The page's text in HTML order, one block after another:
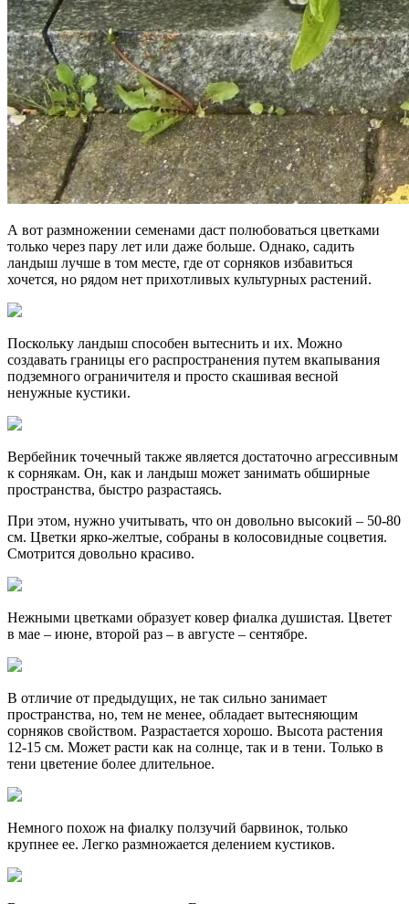
А вот размножении семенами даст полюбоваться цветками
только через пару лет или даже больше. Однако, садить
ландыш лучше в том месте, где от сорняков избавиться
хочется, но рядом нет прихотливых культурных растений.
Поскольку ландыш способен вытеснить и их. Можно
создавать границы его распространения путем вкапывания
подземного ограничителя и просто скашивая весной
ненужные кустики.
Вербейник точечный также является достаточно агрессивным
к сорнякам. Он, как и ландыш может занимать обширные
пространства, быстро разрастаясь.
При этом, нужно учитывать, что он довольно высокий – 50-80
см. Цветки ярко-желтые, собраны в колосовидные соцветия.
Смотрится довольно красиво.
Нежными цветками образует ковер фиалка душистая. Цветет
в мае – июне, второй раз – в августе – сентябре.
В отличие от предыдущих, не так сильно занимает
пространства, но, тем не менее, обладает вытесняющим
сорняков свойством. Разрастается хорошо. Высота растения
12-15 см. Может расти как на солнце, так и в тени. Только в
тени цветение более длительное.
Немного похож на фиалку ползучий барвинок, только
крупнее ее. Легко размножается делением кустиков.